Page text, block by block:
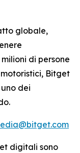
globale,
di persone
Bitget
uno dei
digitali sono